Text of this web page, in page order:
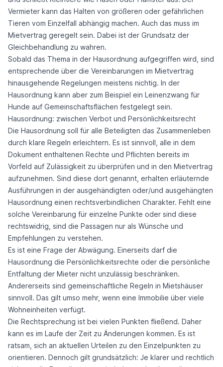
Vermieter kann das Halten von größeren oder gefährlichen
Tieren vom Einzelfall abhängig machen. Auch das muss im
Mietvertrag geregelt sein. Dabei ist der Grundsatz der
Gleichbehandlung zu wahren.
Sobald das Thema in der Hausordnung aufgegriffen wird, sind
entsprechende über die Vereinbarungen im Mietvertrag
hinausgehende Regelungen meistens nichtig. In der
Hausordnung kann aber zum Beispiel ein Leinenzwang für
Hunde auf Gemeinschaftsflächen festgelegt sein.
Hausordnung: zwischen Verbot und Persönlichkeitsrecht
Die Hausordnung soll für alle Beteiligten das Zusammenleben
durch klare Regeln erleichtern. Es ist sinnvoll, alle in dem
Dokument enthaltenen Rechte und Pflichten bereits im
Vorfeld auf Zulässigkeit zu überprüfen und in den Mietvertrag
aufzunehmen. Sind diese dort genannt, erhalten erläuternde
Ausführungen in der ausgehändigten oder/und ausgehängten
Hausordnung einen rechtsverbindlichen Charakter. Fehlt eine
solche Vereinbarung für einzelne Punkte oder sind diese
rechtswidrig, sind die Passagen nur als Wünsche und
Empfehlungen zu verstehen.
Es ist eine Frage der Abwägung. Einerseits darf die
Hausordnung die Persönlichkeitsrechte oder die persönliche
Entfaltung der Mieter nicht unzulässig beschränken.
Andererseits sind gemeinschaftliche Regeln in Mietshäuser
sinnvoll. Das gilt umso mehr, wenn eine Immobilie über viele
Wohneinheiten verfügt.
Die Rechtsprechung ist bei vielen Punkten fließend. Daher
kann es im Laufe der Zeit zu Änderungen kommen. Es ist
ratsam, sich an aktuellen Urteilen zu den Einzelpunkten zu
orientieren. Dennoch gilt grundsätzlich: Je klarer und rechtlich